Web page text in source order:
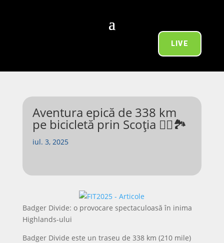
LIVE
Aventura epică de 338 km
pe bicicletă prin Scoția 🚵‍♂️🏞️
iul. 3, 2025
Badger Divide: o provocare spectaculoasă în inima
Highlands-ului
Badger Divide este un traseu de 338 km (210 mile)